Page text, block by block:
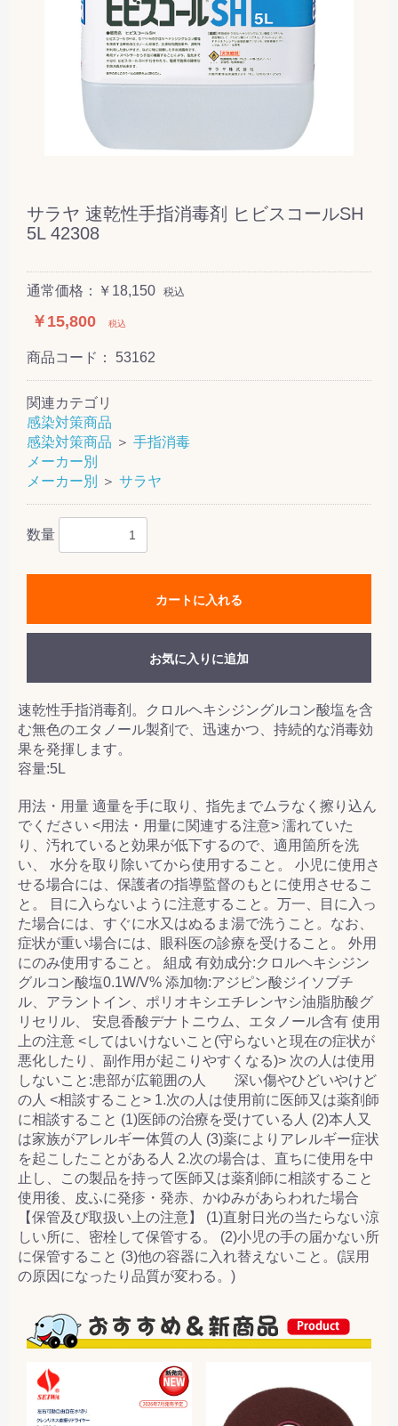
サラヤ 速乾性手指消毒剤 ヒビスコールSH
5L 42308
通常価格：￥18,150 税込
￥15,800 税込
商品コード： 53162
関連カテゴリ
感染対策商品
感染対策商品 ＞ 手指消毒
メーカー別
メーカー別
＞ サラヤ
数量
カートに入れる
お気に入りに追加
速乾性手指消毒剤。クロルヘキシジングルコン酸塩を含
む無色のエタノール製剤で、迅速かつ、持続的な消毒効
果を発揮します。
容量:5L
用法・用量 適量を手に取り、指先までムラなく擦り込ん
でください <用法・用量に関連する注意> 濡れていた
り、汚れていると効果が低下するので、適用箇所を洗
い、 水分を取り除いてから使用すること。 小児に使用さ
せる場合には、保護者の指導監督のもとに使用させるこ
と。 目に入らないように注意すること。万一、目に入っ
た場合には、すぐに水又はぬるま湯で洗うこと。なお、
症状が重い場合には、眼科医の診療を受けること。 外用
にのみ使用すること。 組成 有効成分:クロルヘキシジン
グルコン酸塩0.1W/V% 添加物:アジピン酸ジイソブチ
ル、アラントイン、ポリオキシエチレンヤシ油脂肪酸グ
リセリル、 安息香酸デナトニウム、エタノール含有 使用
上の注意 <してはいけないこと(守らないと現在の症状が
悪化したり、副作用が起こりやすくなる)> 次の人は使用
しないこと:患部が広範囲の人 深い傷やひどいやけど
の人 <相談すること> 1.次の人は使用前に医師又は薬剤師
に相談すること (1)医師の治療を受けている人 (2)本人又
は家族がアレルギー体質の人 (3)薬によりアレルギー症状
を起こしたことがある人 2.次の場合は、直ちに使用を中
止し、この製品を持って医師又は薬剤師に相談すること
使用後、皮ふに発疹・発赤、かゆみがあらわれた場合
【保管及び取扱い上の注意】 (1)直射日光の当たらない涼
しい所に、密栓して保管する。 (2)小児の手の届かない所
に保管すること (3)他の容器に入れ替えないこと。(誤用
の原因になったり品質が変わる。)